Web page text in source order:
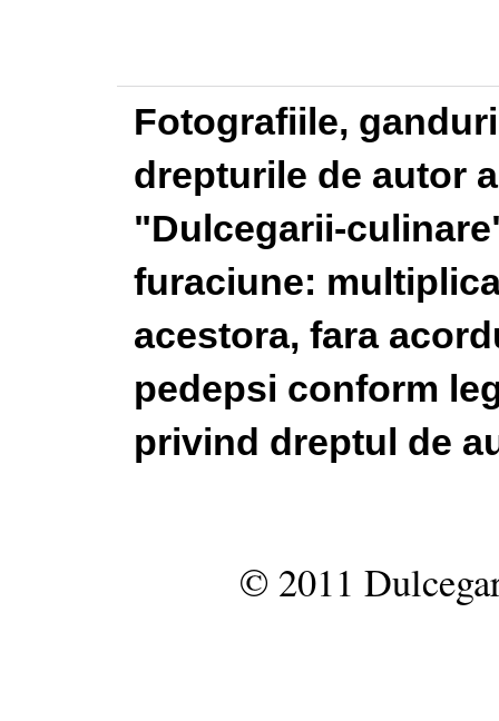
Fotografiile,
drepturile de autor
"Dulcegarii-
furaciune:
acestora, fara
pedepsi conform
privind dreptul de
© 2011